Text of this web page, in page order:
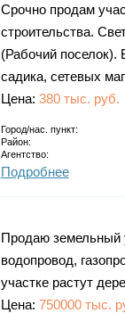
Срочно продам
строительства.
(Рабочий поселок).
садика, сетевых
Цена: 380 тыс. руб.
Город/нас. пункт:
Район:
Агентство:
Подробнее
Продаю земельный
водопровод,
участке растут
Цена: 750000 тыс.